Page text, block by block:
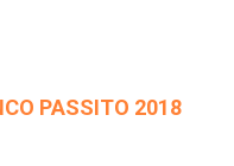
PASSITO 2018